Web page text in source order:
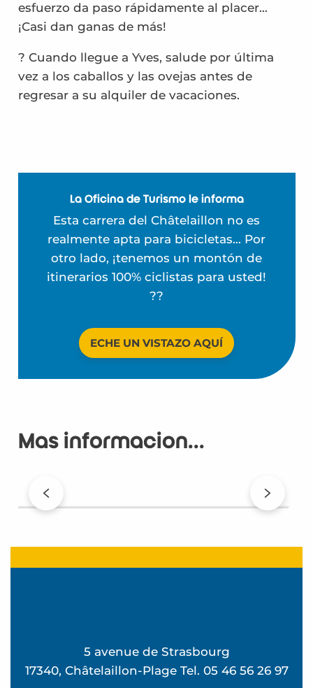
esfuerzo da paso rápidamente al placer…
¡Casi dan ganas de más!
? Cuando llegue a Yves, salude por última
vez a los caballos y las ovejas antes de
regresar a su alquiler de vacaciones.
La Oficina de Turismo le informa
Esta carrera del Châtelaillon no es
realmente apta para bicicletas… Por
otro lado, ¡tenemos un montón de
itinerarios 100% ciclistas para usted!
?️?
ECHE UN VISTAZO AQUÍ
Más información...
Objetivo: recuperar la forma
5 avenue de Strasbourg
17340, Châtelaillon-Plage Tel. 05 46 56 26 97